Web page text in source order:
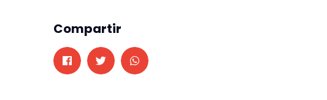
Compartir